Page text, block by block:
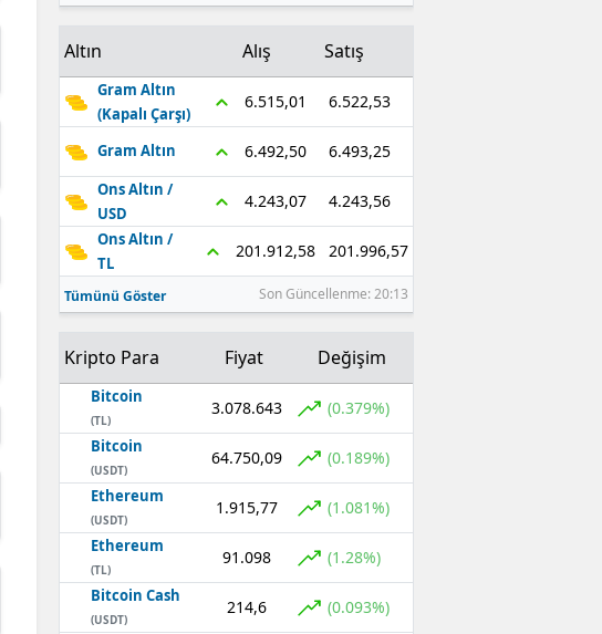
Altın Alış Satış
Gram Altın
(Kapalı Çarşı)
6.515,01 6.522,53
Gram Altın 6.492,50 6.493,25
Ons Altın /
USD
4.243,07 4.243,56
Ons Altın /
TL
201.912,58 201.996,57
Tümünü Göster Son Güncellenme: 20:13
Kripto Para Fiyat Değişim
Bitcoin
(TL)
3.078.643 (0.379%)
Bitcoin
(USDT)
64.750,09 (0.189%)
Ethereum
(USDT)
1.915,77 (1.081%)
Ethereum
(TL)
91.098 (1.28%)
Bitcoin Cash
(USDT)
214,6 (0.093%)